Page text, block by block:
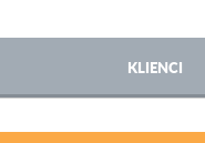
KLIENCI